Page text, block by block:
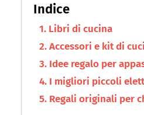
Libri di cucina
Accessori e kit di
Idee regalo per
I migliori piccoli
Regali originali per